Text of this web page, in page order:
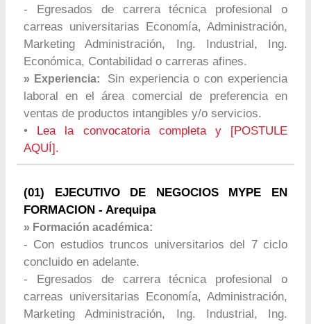
- Egresados de carrera técnica profesional o
carreas universitarias Economía, Administración,
Marketing Administración, Ing. Industrial, Ing.
Económica, Contabilidad o carreras afines.
» Experiencia:
Sin experiencia o con experiencia
laboral en el área comercial de preferencia en
ventas de productos intangibles y/o servicios.
•
Lea la convocatoria completa y [POSTULE
AQUÍ].
(01) EJECUTIVO DE NEGOCIOS MYPE EN
FORMACION - Arequipa
» Formación académica:
- Con estudios truncos universitarios del 7 ciclo
concluido en adelante.
- Egresados de carrera técnica profesional o
carreas universitarias Economía, Administración,
Marketing Administración, Ing. Industrial, Ing.